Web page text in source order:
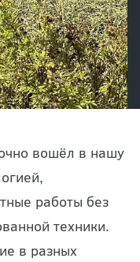
вошёл в нашу
работы без
техники.
в разных